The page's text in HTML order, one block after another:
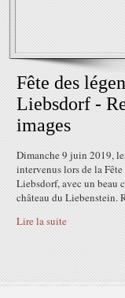
Fête des
Liebsdorf -
images
Dimanche 9 juin 2019,
intervenus lors de la
Liebsdorf, avec un beau
château du Liebenstein.
Lire la suite